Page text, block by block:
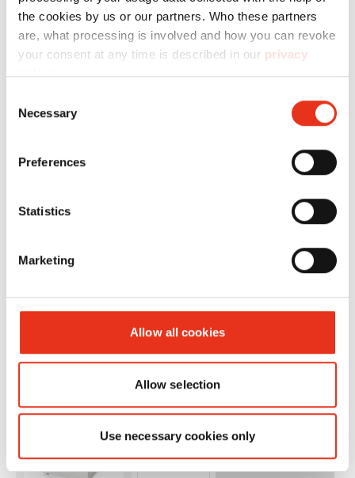
the cookies by us or our partners. Who these partners
are, what processing is involved and how you can revoke
your consent at any time is described in our privacy
policy.
Selection
Necessary
Preferences
Statistics
Marketing
Allow all cookies
Allow selection
Use necessary cookies only
HSM Pure
mm
4026631076289
940 - 3,9 x
40 mm
2393131